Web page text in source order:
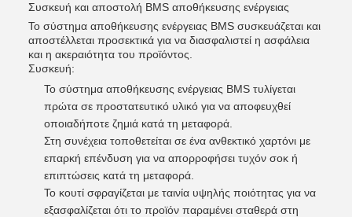
Συσκευή και αποστολή BMS αποθήκευσης ενέργειας
Το σύστημα αποθήκευσης ενέργειας BMS συσκευάζεται και
αποστέλλεται προσεκτικά για να διασφαλιστεί η ασφάλεια
και η ακεραιότητα του προϊόντος.
Συσκευή:
Το σύστημα αποθήκευσης ενέργειας BMS τυλίγεται
πρώτα σε προστατευτικό υλικό για να αποφευχθεί
οποιαδήποτε ζημιά κατά τη μεταφορά.
Στη συνέχεια τοποθετείται σε ένα ανθεκτικό χαρτόνι με
επαρκή επένδυση για να απορροφήσει τυχόν σοκ ή
επιπτώσεις κατά τη μεταφορά.
Το κουτί σφραγίζεται με ταινία υψηλής ποιότητας για να
εξασφαλίζεται ότι το προϊόν παραμένει σταθερά στη